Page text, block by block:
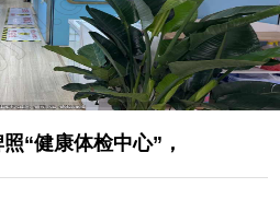
“健康体检中心”，